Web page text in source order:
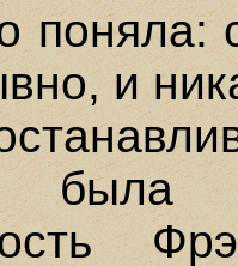
поняла:
и
была